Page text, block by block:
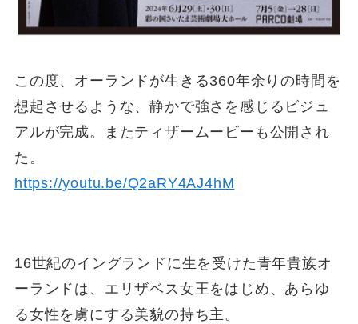
この度、オーランドが生きる360年余りの時間を
想起させるような、静かで強さを感じるビジュ
アルが完成。またティザームービーも公開され
た。
https://youtu.be/Q2aRY4AJ4hM
16世紀のイングランドに生を受けた青年貴族オ
ーランドは、エリザベス女王をはじめ、あらゆ
る女性を虜にする美貌の持ち主。